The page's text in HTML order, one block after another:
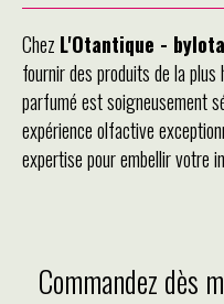
Chez L'Otantique -
fournir des produits de la plus
parfumé est soigneusement
expérience olfactive
expertise pour embellir votre
Commandez dès